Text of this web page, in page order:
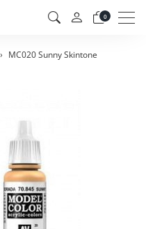
0
MC020 Sunny Skintone